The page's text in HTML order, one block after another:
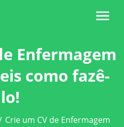
Enfermagem
como fazê-
lo!
Crie um CV de Enfermagem